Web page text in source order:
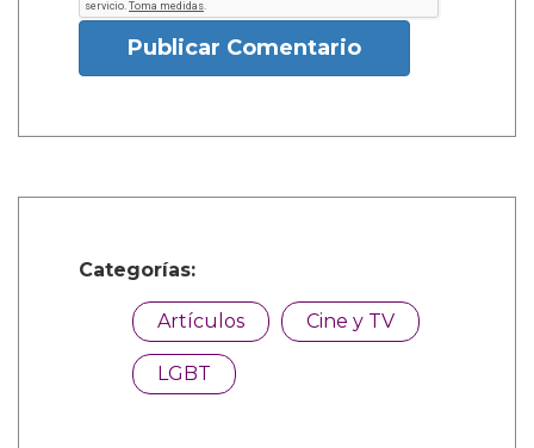
Publicar Comentario
Categorías:
Artículos Cine y TV
LGBT